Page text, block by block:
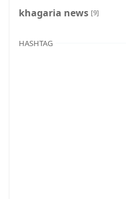
khagaria news [9]
HASHTAG